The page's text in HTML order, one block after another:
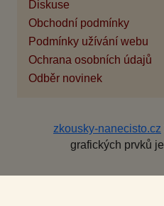
Diskuse
Obchodní podmínky
Podmínky užívání webu
Ochrana osobních údajů
Odběr novinek
zkousky-nanecisto.cz
grafických prvků je